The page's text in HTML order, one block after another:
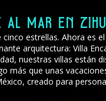
mar en
estrellas. Ahora es
arquitectura: Villa
nuestras villas están
más que unas
creado para